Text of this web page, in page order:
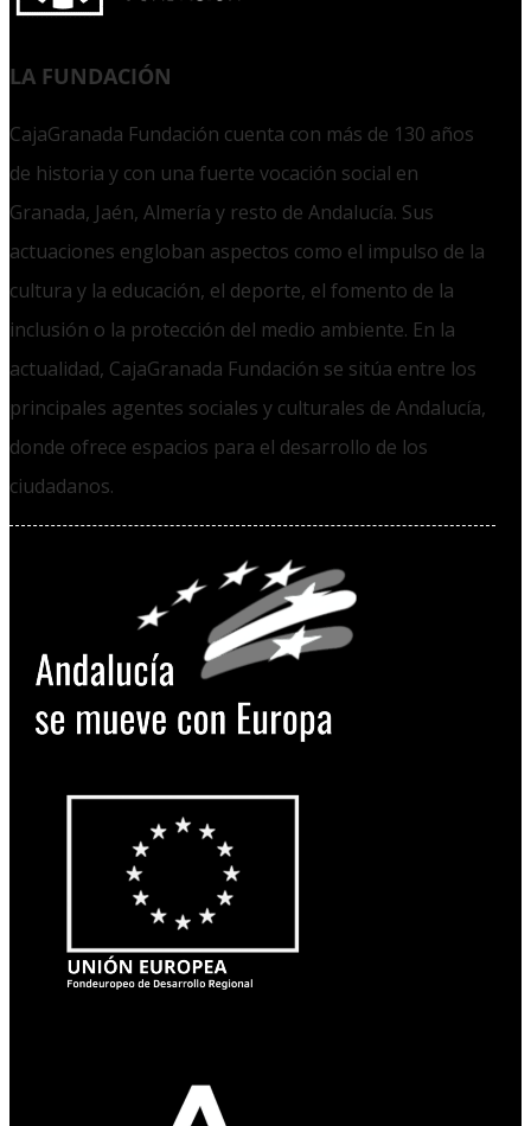
LA FUNDACIÓN
CajaGranada Fundación cuenta con más de 130 años
de historia y con una fuerte vocación social en
Granada, Jaén, Almería y resto de Andalucía. Sus
actuaciones engloban aspectos como el impulso de la
cultura y la educación, el deporte, el fomento de la
inclusión o la protección del medio ambiente. En la
actualidad, CajaGranada Fundación se sitúa entre los
principales agentes sociales y culturales de Andalucía,
donde ofrece espacios para el desarrollo de los
ciudadanos.